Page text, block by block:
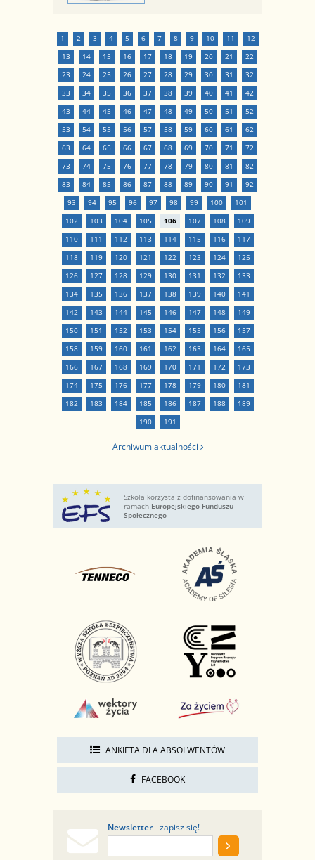
1 2 3 4 5 6 7 8 9 10 11
12
13
14 15 16 17 18 19 20 21
22
23
24 25 26 27 28 29 30 31
32
33
34 35 36 37 38 39 40 41
42
43
44 45 46 47 48 49 50 51
52
53
54 55 56 57 58 59 60 61
62
63
64 65 66 67 68 69 70 71
72
73
74 75 76 77 78 79 80 81
82
83
84 85 86 87 88 89 90 91
92
93
94 95 96 97 98 99 100
101
102
103 104 105 106 107 108
109
110
111 112 113 114 115 116
117
118
119 120 121 122 123 124
125
126
127 128 129 130 131 132
133
134
135 136 137 138 139 140
141
142
143 144 145 146 147 148
149
150
151 152 153 154 155 156
157
158
159 160 161 162 163 164
165
166
167 168 169 170 171 172
173
174
175 176 177 178 179 180
181
182
183 184 185 186 187 188
189
190
191
Archiwum aktualności
Szkoła korzysta z dofinansowania w
ramach Europejskiego Funduszu
Społecznego
ANKIETA DLA ABSOLWENTÓW
FACEBOOK
Newsletter- zapisz się!